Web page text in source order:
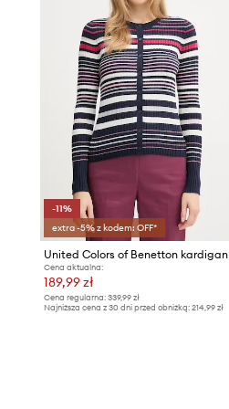
-11%
extra -5% z kodem: OFF*
United Colors of Benetton kardigan
Cena aktualna:
189,99 zł
Cena regularna: 339,99 zł
Najniższa cena z 30 dni przed obniżką: 214,99 zł